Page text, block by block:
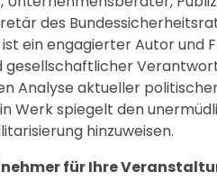
des
ein engagierter Autor und
Analyse aktueller
spiegelt den
hinzuweisen.
für Ihre